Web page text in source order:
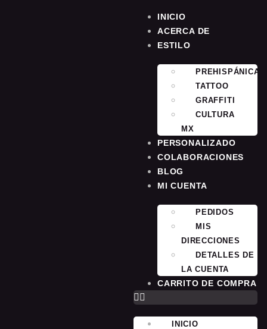
INICIO
ACERCA DE
ESTILO
PREHISPÁNICA
TATTOO
GRAFFITI
CULTURA
MX
PERSONALIZADO
COLABORACIONES
BLOG
MI CUENTA
PEDIDOS
MIS
DIRECCIONES
DETALLES DE
LA CUENTA
CARRITO DE COMPRA
INICIO